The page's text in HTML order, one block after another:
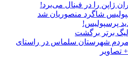
ژاپن را در فینال می‌برد!
شاگرد منصوریان شد
پرسپولیس!
لیگ برتر برگشت
مردم شهرستان سلماس در راستای
تصاویر